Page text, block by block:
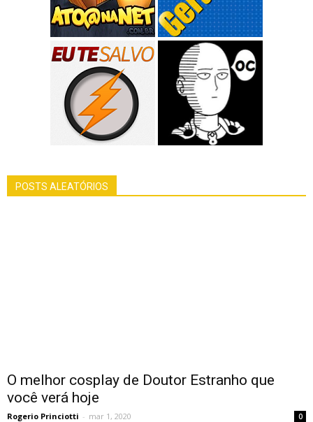
POSTS ALEATÓRIOS
O melhor cosplay de Doutor Estranho que
você verá hoje
Rogerio Princiotti - mar 1, 2020 0